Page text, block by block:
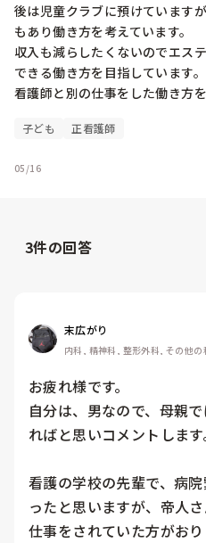
後は児童クラブに預けています
もあり働き方を考えています。
収入も減らしたくないのでエス
できる働き方を目指しています。
看護師と別の仕事をした働き方
子ども 正看護師
05/16
3件の回答
末広がり
内科, 精神科, 整形外科, その他
お疲れ様です。
自分は、男なので、母親
ればと思いコメントします
看護の学校の先輩で、病
ったと思いますが、帝人
仕事をされていた方がおり